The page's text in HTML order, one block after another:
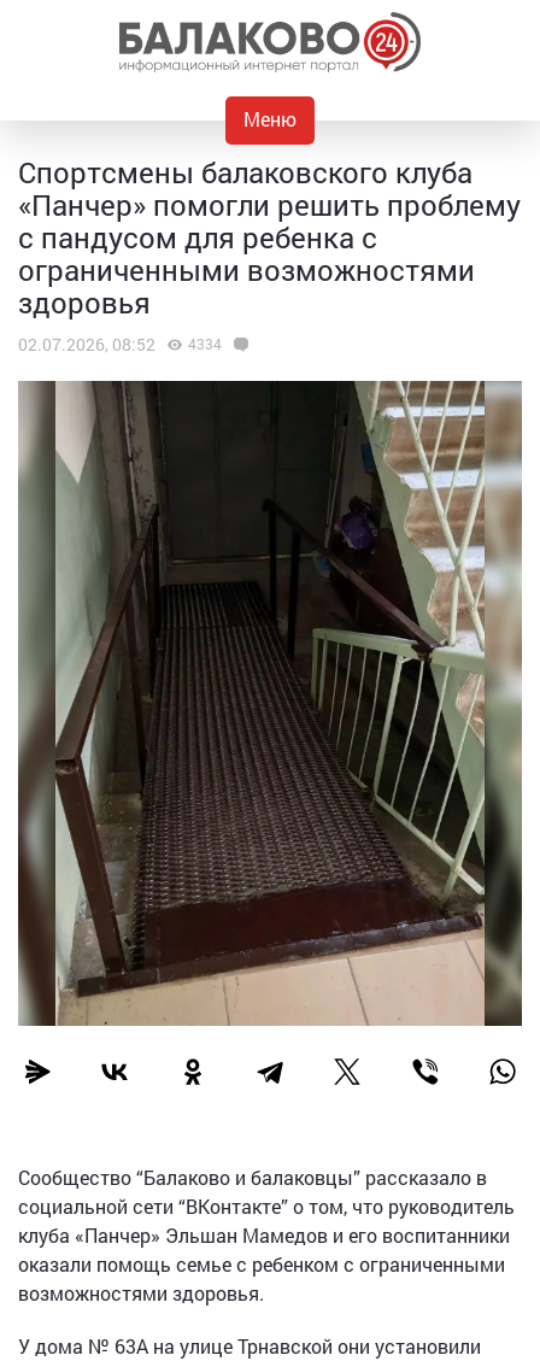
Меню
Спортсмены балаковского клуба
«Панчер» помогли решить проблему
с пандусом для ребенка с
ограниченными возможностями
здоровья
02.07.2026, 08:52 4334
Сообщество “Балаково и балаковцы” рассказало в
социальной сети “ВКонтакте” о том, что руководитель
клуба «Панчер» Эльшан Мамедов и его воспитанники
оказали помощь семье с ребенком с ограниченными
возможностями здоровья.
У дома № 63А на улице Трнавской они установили